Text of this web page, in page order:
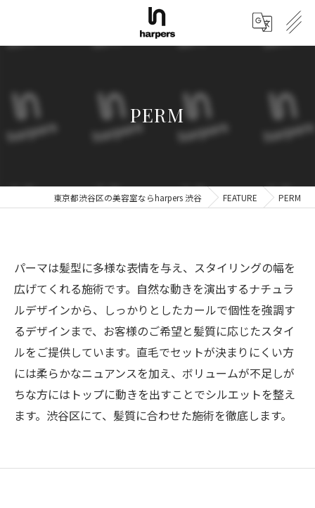
PERM
東京都渋谷区の美容室ならharpers 渋谷 FEATURE PERM
パーマは髪型に多様な表情を与え、スタイリングの幅を
広げてくれる施術です。自然な動きを演出するナチュラ
ルデザインから、しっかりとしたカールで個性を強調す
るデザインまで、お客様のご希望と髪質に応じたスタイ
ルをご提供しています。直毛でセットが決まりにくい方
には柔らかなニュアンスを加え、ボリュームが不足しが
ちな方にはトップに動きを出すことでシルエットを整え
ます。渋谷区にて、髪質に合わせた施術を徹底します。